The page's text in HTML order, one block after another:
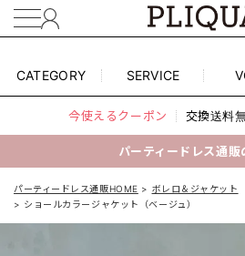
CATEGORY SERVICE
今使えるクーポン 交換送料
パーティードレス通販
パーティードレス通販HOME
ボレロ＆ジャケット
ショールカラージャケット（ベージュ）